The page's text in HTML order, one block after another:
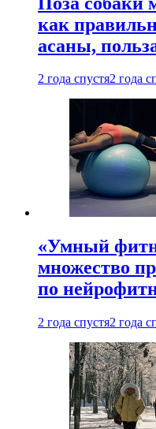
как
асаны,
2 года спустя2 года
«Умный
множество
по
2 года спустя2 года